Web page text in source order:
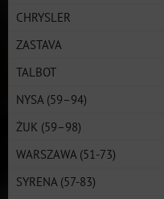
CHRYSLER
ZASTAVA
TALBOT
NYSA (59–94)
ŻUK (59–98)
WARSZAWA (51-73)
SYRENA (57-83)